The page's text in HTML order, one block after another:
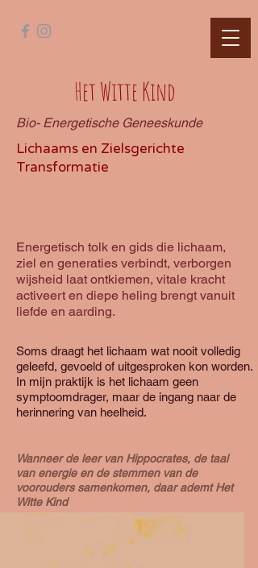
Het Witte Kind
Lichaams en Zielsgerichte
Transformatie
Soms draagt het lichaam wat nooit volledig
geleefd, gevoeld of uitgesproken kon worden.
In mijn praktijk is het lichaam geen
symptoomdrager, maar de ingang naar de
herinnering van heelheid.
Wanneer de leer van Hippocrates, de taal
van energie en de stemmen van de
voorouders samenkomen, daar ademt Het
Witte Kind
Energetisch tolk en gids die lichaam,
ziel en generaties verbindt, verborgen
wijsheid laat ontkiemen, vitale kracht
activeert en diepe heling brengt vanuit
liefde en aarding.
Bio- Energetische Geneeskunde